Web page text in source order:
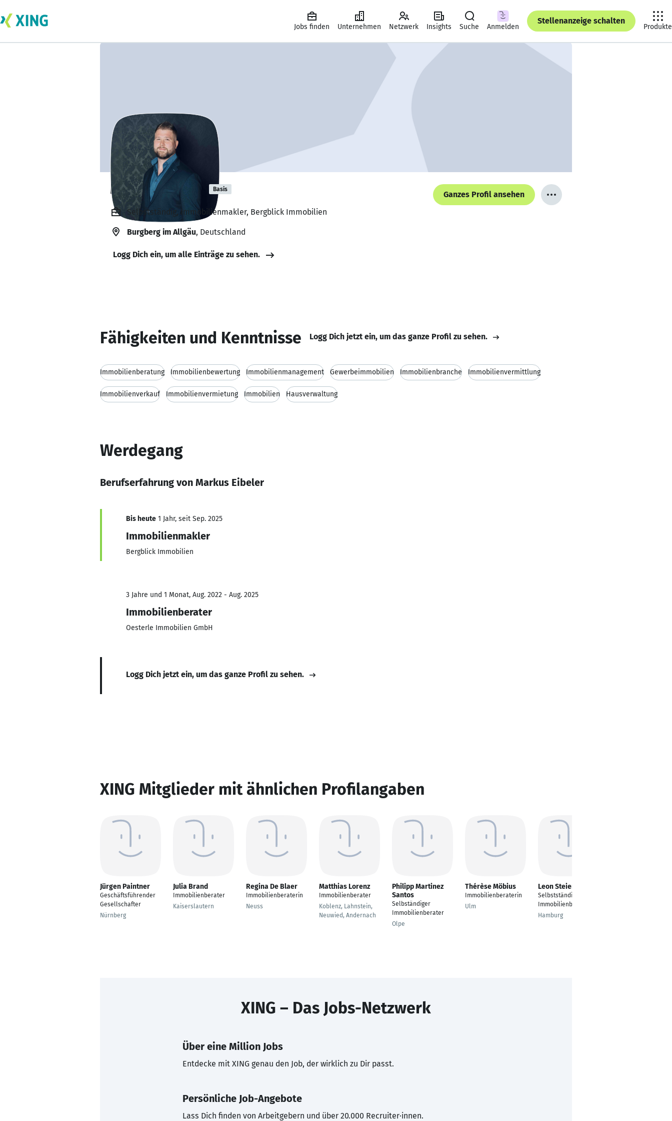
Jobs finden Unternehmen Netzwerk Insights Suche Anmelden
Stellenanzeige schalten
Produkte
Markus Eibeler Basis
Ganzes Profil ansehen
Selbstständig, Immobilienmakler, Bergblick Immobilien
Burgberg im Allgäu, Deutschland
Logg Dich ein, um alle Einträge zu sehen.
Fähigkeiten und Kenntnisse Logg Dich jetzt ein, um das ganze Profil zu sehen.
Immobilienberatung Immobilienbewertung Immobilienmanagement Gewerbeimmobilien Immobilienbranche Immobilienvermittlung
Immobilienverkauf Immobilienvermietung Immobilien Hausverwaltung
Werdegang
Berufserfahrung von Markus Eibeler
Bis heute 1 Jahr, seit Sep. 2025
Immobilienmakler
Bergblick Immobilien
3 Jahre und 1 Monat, Aug. 2022 - Aug. 2025
Immobilienberater
Oesterle Immobilien GmbH
Logg Dich jetzt ein, um das ganze Profil zu sehen.
XING Mitglieder mit ähnlichen Profilangaben
Jürgen Paintner
Geschäftsführender
Gesellschafter
Nürnberg
Julia Brand
Immobilienberater
Kaiserslautern
Regina De Blaer
Immobilienberaterin
Neuss
Matthias Lorenz
Immobilienberater
Koblenz, Lahnstein,
Neuwied, Andernach
Philipp Martinez
Santos
Selbständiger
Immobilienberater
Olpe
Thérèse Möbius
Immobilienberaterin
Ulm
Leon Steier
Selbstständiger
Immobilienberater
Hamburg
XING – Das Jobs-Netzwerk
Über eine Million Jobs
Entdecke mit XING genau den Job, der wirklich zu Dir passt.
Persönliche Job-Angebote
Lass Dich finden von Arbeitgebern und über 20.000 Recruiter·innen.